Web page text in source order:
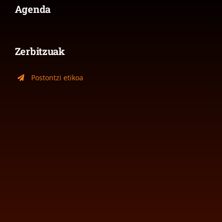
Agenda
Zerbitzuak
Postontzi etikoa